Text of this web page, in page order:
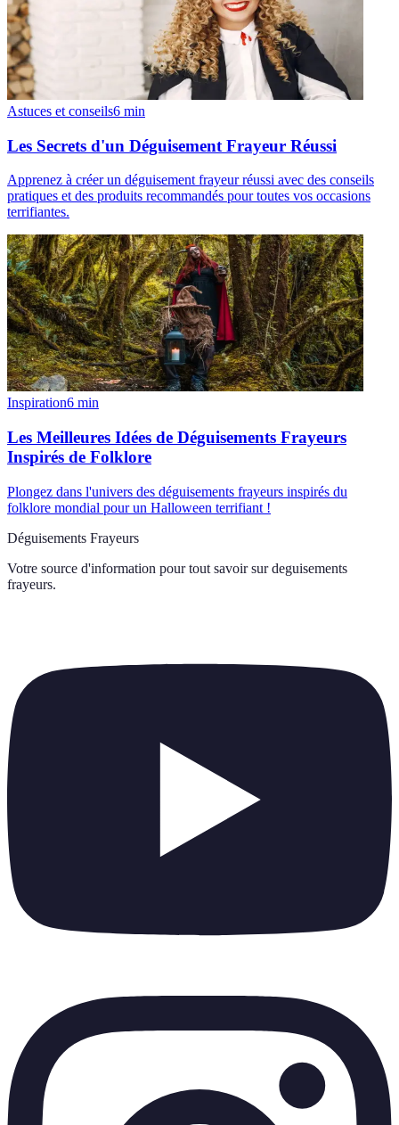
Astuces et conseils6 min
Les Secrets d'un Déguisement Frayeur Réussi
Apprenez à créer un déguisement frayeur réussi avec des conseils
pratiques et des produits recommandés pour toutes vos occasions
terrifiantes.
Inspiration6 min
Les Meilleures Idées de Déguisements Frayeurs
Inspirés de Folklore
Plongez dans l'univers des déguisements frayeurs inspirés du
folklore mondial pour un Halloween terrifiant !
Déguisements Frayeurs
Votre source d'information pour tout savoir sur deguisements
frayeurs.